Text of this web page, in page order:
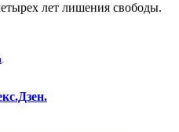
лет лишения свободы.
.